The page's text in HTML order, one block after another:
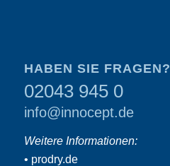
HABEN SIE FRAGEN?
02043 945 0
info@innocept.de
Weitere Informationen:
• prodry.de